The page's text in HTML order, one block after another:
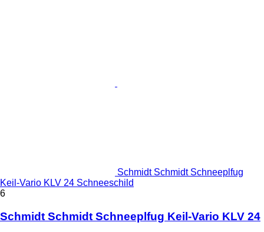
Schmidt Schmidt Schneeplfug
Keil-Vario KLV 24 Schneeschild
6
Schmidt Schmidt Schneeplfug Keil-Vario KLV 24